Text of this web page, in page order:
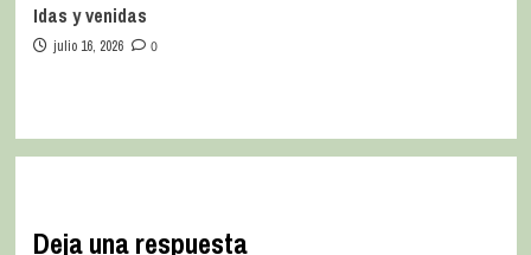
Idas y venidas
julio 16, 2026 0
Deja una respuesta